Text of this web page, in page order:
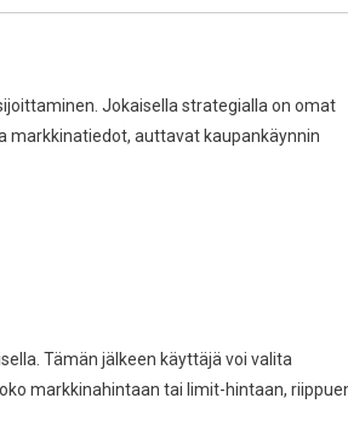
Jokaisella strategialla on omat
markkinatiedot, auttavat kaupankäynnin
Tämän jälkeen käyttäjä voi valita
markkinahintaan tai limit-hintaan,